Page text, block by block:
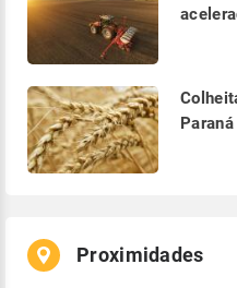
Paraná
Proximidades